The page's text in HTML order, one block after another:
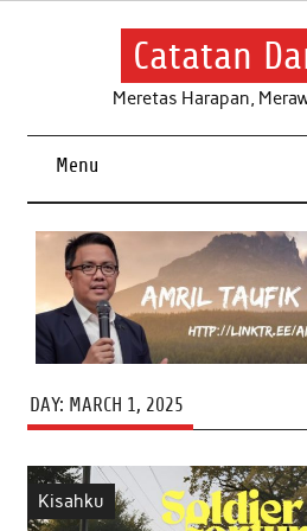
Skip
Catatan
Meretas Harapan,
Menu
DAY: MARCH 1, 2025
Kisahku